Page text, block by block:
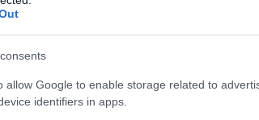
allow Google to enable storage related to
identifiers in apps.
elsajátítását, az érzelmi
önfejlesztés célja,hogy az egyén
és kiaknázza saját potenciálját,